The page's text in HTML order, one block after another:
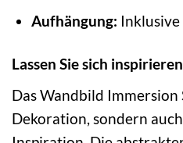
Aufhängung:
Lassen Sie sich inspirieren
Das Wandbild
Dekoration, sondern